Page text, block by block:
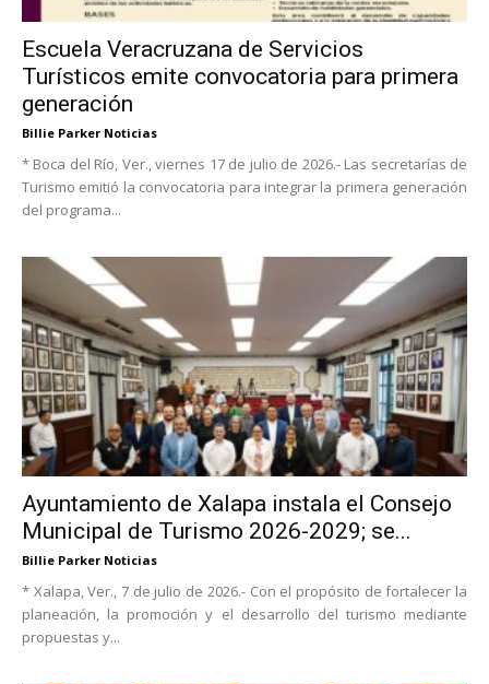
Escuela Veracruzana de Servicios
Turísticos emite convocatoria para primera
generación
Billie Parker Noticias
* Boca del Río, Ver., viernes 17 de julio de 2026.- Las secretarías de
Turismo emitió la convocatoria para integrar la primera generación
del programa...
Ayuntamiento de Xalapa instala el Consejo
Municipal de Turismo 2026-2029; se...
Billie Parker Noticias
* Xalapa, Ver., 7 de julio de 2026.- Con el propósito de fortalecer la
planeación, la promoción y el desarrollo del turismo mediante
propuestas y...